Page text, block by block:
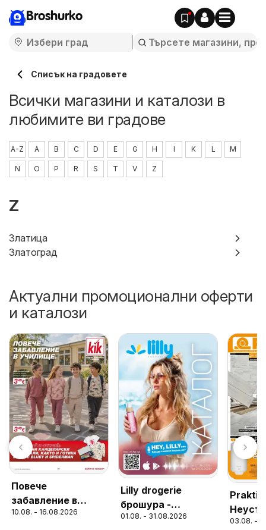
Broshurko
Cписък на градовете
Всички магазини и каталози в
любимите ви градове
A-Z A B C D E G H I K L M
N O P R S T V Z
Z
Златица
Златоград
Актуални промоционални оферти
и каталози
Повече
забавление в
училище с KiK
10.08. - 16.08.2026
Lilly drogerie
брошура -
Предложения от
01.08. - 31.08.2026
03.08. -